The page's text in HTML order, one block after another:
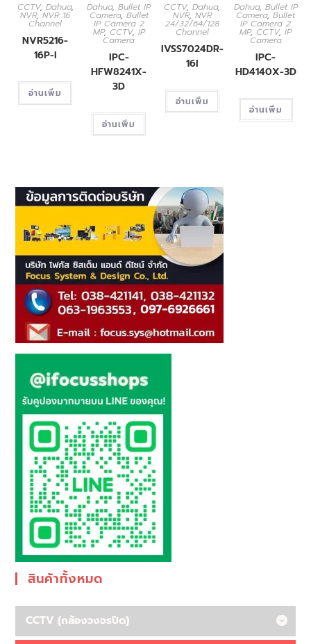
CCTV, Dahua,
NVR,NVR 16
Channel
NVR5216-
16P-I
อ่านเพิ่ม
Dahua,Bullet IP
Camera, Bullet
IP Camera 2
MP, CCTV, IP
Camera
IPC-
HFW8241X-
3D
อ่านเพิ่ม
CCTV,Dahua,
NVR, NVR
24/32/64/128
Channel
IVSS7024DR-
16I
อ่านเพิ่ม
Dahua, Bullet IP
Camera,Bullet
IP Camera 2
MP, CCTV,IP
Camera
IPC-
HD4140X-3D
อ่านเพิ่ม
สินค้าทั้งหมด
CCTV (กล้องวงจรปิด)